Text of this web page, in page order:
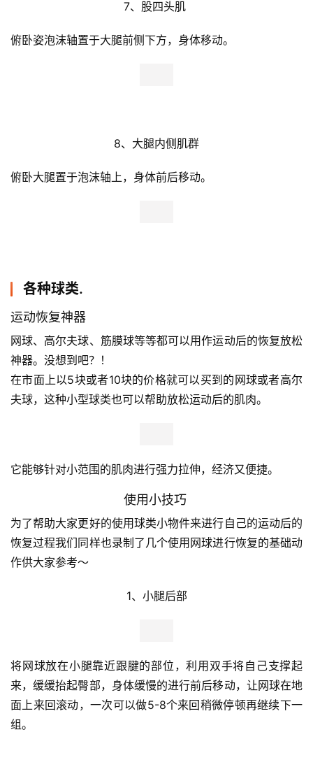
7、股四头肌
俯卧姿泡沫轴置于大腿前侧下方，身体移动。
8、大腿内侧肌群
俯卧大腿置于泡沫轴上，身体前后移动。
各种球类.
运动恢复神器
网球、高尔夫球、筋膜球等等都可以用作运动后的恢复放松
神器。没想到吧？！
在市面上以5块或者10块的价格就可以买到的网球或者高尔
夫球，这种小型球类也可以帮助放松运动后的肌肉。
它能够针对小范围的肌肉进行强力拉伸，经济又便捷。
使用小技巧
为了帮助大家更好的使用球类小物件来进行自己的运动后的
恢复过程我们同样也录制了几个使用网球进行恢复的基础动
作供大家参考～
1、小腿后部
将网球放在小腿靠近跟腱的部位，利用双手将自己支撑起
来，缓缓抬起臀部，身体缓慢的进行前后移动，让网球在地
面上来回滚动，一次可以做5-8个来回稍微停顿再继续下一
组。